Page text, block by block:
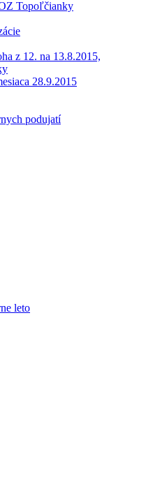
Topoľčianky
z 12. na 13.8.2015,
28.9.2015
podujatí
leto